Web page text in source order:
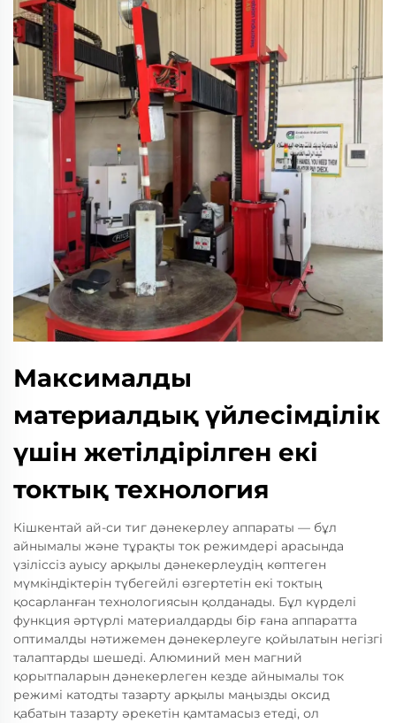
Максималды
материалдық үйлесімділік
үшін жетілдірілген екі
токтық технология
Кішкентай ай-си тиг дәнекерлеу аппараты — бұл
айнымалы және тұрақты ток режимдері арасында
үзіліссіз ауысу арқылы дәнекерлеудің көптеген
мүмкіндіктерін түбегейлі өзгертетін екі токтың
қосарланған технологиясын қолданады. Бұл күрделі
функция әртүрлі материалдарды бір ғана аппаратта
оптималды нәтижемен дәнекерлеуге қойылатын негізгі
талаптарды шешеді. Алюминий мен магний
қорытпаларын дәнекерлеген кезде айнымалы ток
режимі катодты тазарту арқылы маңызды оксид
қабатын тазарту әрекетін қамтамасыз етеді, ол